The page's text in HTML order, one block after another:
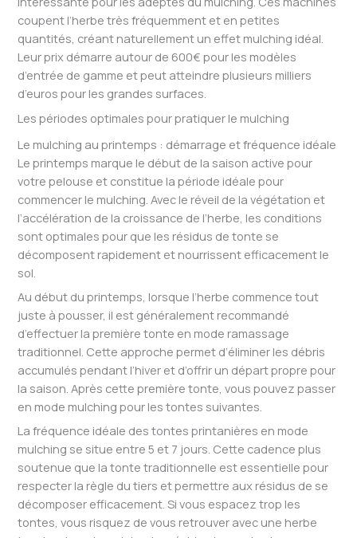
coupent l’herbe très fréquemment et en petites
quantités, créant naturellement un effet mulching idéal.
Leur prix démarre autour de 600€ pour les modèles
d’entrée de gamme et peut atteindre plusieurs milliers
d’euros pour les grandes surfaces.
Les périodes optimales pour pratiquer le mulching
Le mulching au printemps : démarrage et fréquence idéale
Le printemps marque le début de la saison active pour
votre pelouse et constitue la période idéale pour
commencer le mulching. Avec le réveil de la végétation et
l’accélération de la croissance de l’herbe, les conditions
sont optimales pour que les résidus de tonte se
décomposent rapidement et nourrissent efficacement le
sol.
Au début du printemps, lorsque l’herbe commence tout
juste à pousser, il est généralement recommandé
d’effectuer la première tonte en mode ramassage
traditionnel. Cette approche permet d’éliminer les débris
accumulés pendant l’hiver et d’offrir un départ propre pour
la saison. Après cette première tonte, vous pouvez passer
en mode mulching pour les tontes suivantes.
La fréquence idéale des tontes printanières en mode
mulching se situe entre 5 et 7 jours. Cette cadence plus
soutenue que la tonte traditionnelle est essentielle pour
respecter la règle du tiers et permettre aux résidus de se
décomposer efficacement. Si vous espacez trop les
tontes, vous risquez de vous retrouver avec une herbe